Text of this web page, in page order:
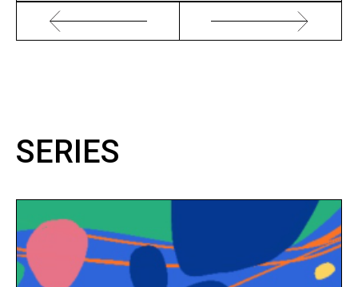
SERIES